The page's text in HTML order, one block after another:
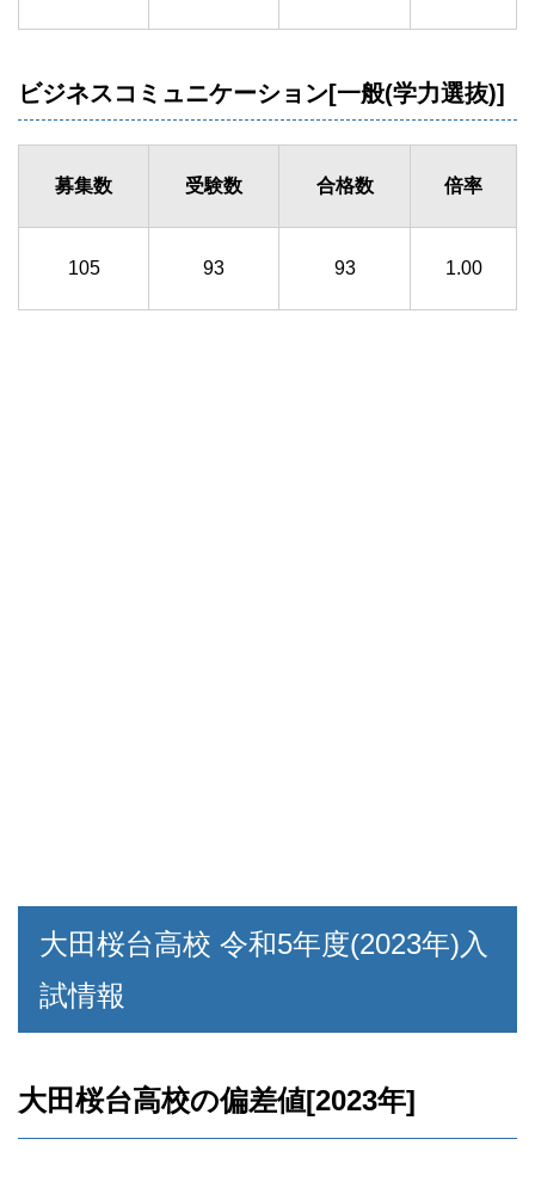
ビジネスコミュニケーション[一般(学力選抜)]
募集数 受験数 合格数 倍率
105 93 93 1.00
大田桜台高校 令和5年度(2023年)入
試情報
大田桜台高校の偏差値[2023年]